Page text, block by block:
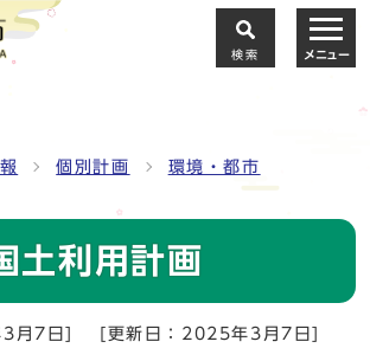
検索 メニュー
個別計画 環境・都市
土利用計画
月7日]
[更新日：2025年3月7日]